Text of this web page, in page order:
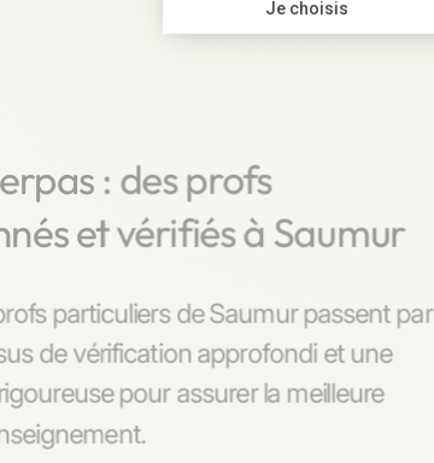
: des profs
et vérifiés à Saumur
particuliers de Saumur passent par
de vérification approfondi et une
pour assurer la meilleure